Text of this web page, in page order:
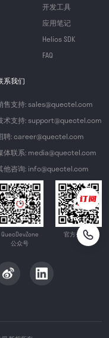
开发工具
应用笔记
Helios SDK
FAQ
系我们
售支持: sales@quectel.com
术支持: support@quectel.com
聘: career@quectel.com
体联系: media@quectel.com
他咨询: info@quectel.com
QuecDevZone
公众号
官方公众号